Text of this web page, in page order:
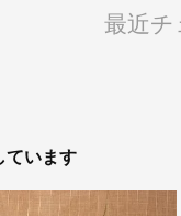
最近チ
ています